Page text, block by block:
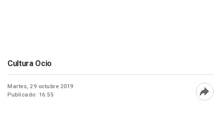
Cultura Ocio
Martes, 29 octubre 2019
Publicado: 16:55